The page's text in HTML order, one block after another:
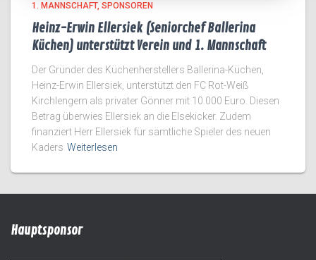
1. MANNSCHAFT SPONSOREN
Heinz-Erwin Ellersiek (Seniorchef Ballerina
Küchen) unterstützt Verein und 1. Mannschaft
Der Gründer des Küchenherstellers Ballerina-Küchen,
Heinz-Erwin Ellersiek, unterstützt den FC Rot-Weiß
Kirchlengern als privater Gönner mit 10.000 Euro. Diesen
Betrag überwies Ellersiek an die Elsekicker. Zudem
finanziert Herr Ellersiek für sämtliche Spieler des neuen
Kaders Weiterlesen
Hauptsponsor